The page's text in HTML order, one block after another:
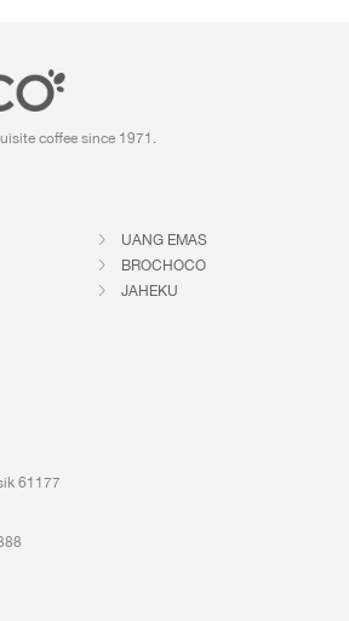
coffee since 1971.
UANG EMAS
BROCHOCO
JAHEKU
61177